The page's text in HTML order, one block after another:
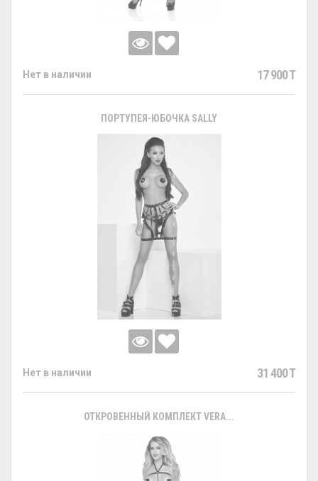
Нет в наличии 17 900 T
ПОРТУПЕЯ-ЮБОЧКА SALLY
Нет в наличии 31 400 T
ОТКРОВЕННЫЙ КОМПЛЕКТ VERA...